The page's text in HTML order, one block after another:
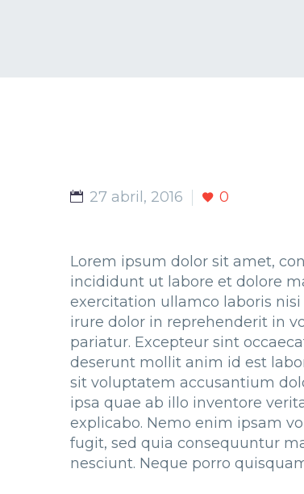
27 abril, 2016 0
Lorem ipsum dolor sit amet,
incididunt ut labore et dolore
exercitation ullamco laboris
irure dolor in reprehenderit in
pariatur. Excepteur sint
deserunt mollit anim id est
sit voluptatem accusantium
ipsa quae ab illo inventore
explicabo. Nemo enim ipsam
fugit, sed quia consequuntur
nesciunt. Neque porro